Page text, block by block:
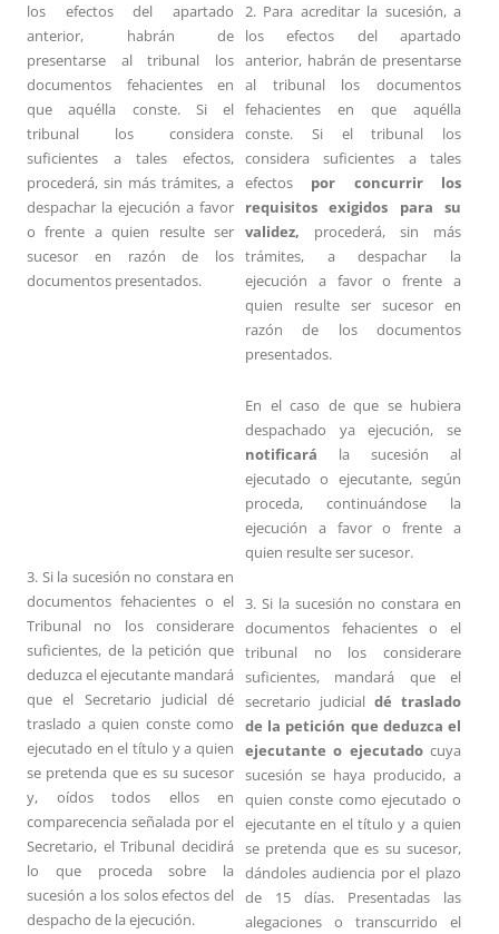
los efectos del apartado
anterior, habrán de
presentarse al tribunal los
documentos fehacientes en
que aquélla conste. Si el
tribunal los considera
suficientes a tales efectos,
procederá, sin más trámites, a
despachar la ejecución a favor
o frente a quien resulte ser
sucesor en razón de los
documentos presentados.
3. Si la sucesión no constara en
documentos fehacientes o el
Tribunal no los considerare
suficientes, de la petición que
deduzca el ejecutante mandará
que el Secretario judicial dé
traslado a quien conste como
ejecutado en el título y a quien
se pretenda que es su sucesor
y, oídos todos ellos en
comparecencia señalada por el
Secretario, el Tribunal decidirá
lo que proceda sobre la
sucesión a los solos efectos del
despacho de la ejecución.
2. Para acreditar la sucesión, a
los efectos del apartado
anterior, habrán de presentarse
al tribunal los documentos
fehacientes en que aquélla
conste. Si el tribunal los
considera suficientes a tales
efectos por concurrir los
requisitos exigidos para su
validez, procederá, sin más
trámites, a despachar la
ejecución a favor o frente a
quien resulte ser sucesor en
razón de los documentos
presentados.
En el caso de que se hubiera
despachado ya ejecución, se
notificará la sucesión al
ejecutado o ejecutante, según
proceda, continuándose la
ejecución a favor o frente a
quien resulte ser sucesor.
3. Si la sucesión no constara en
documentos fehacientes o el
tribunal no los considerare
suficientes, mandará que el
secretario judicial dé traslado
de la petición que deduzca el
ejecutante o ejecutadocuya
sucesión se haya producido, a
quien conste como ejecutado o
ejecutante en el título y a quien
se pretenda que es su sucesor,
dándoles audiencia por el plazo
de 15 días. Presentadas las
alegaciones o transcurrido el